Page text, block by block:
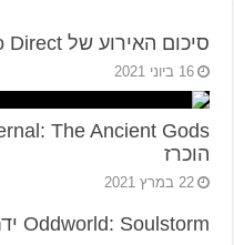
סיכום האירוע של Nintendo Direct ב-E3
16 ביוני 2021
הוכרז
22 במרץ 2021
Oddworld: Soulstorm ידחה לשנת 2021